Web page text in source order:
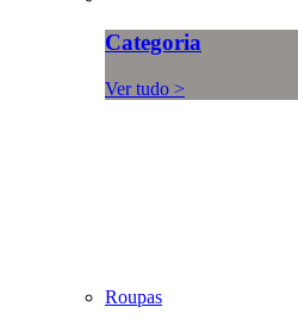
Categoria
Ver tudo >
Roupas